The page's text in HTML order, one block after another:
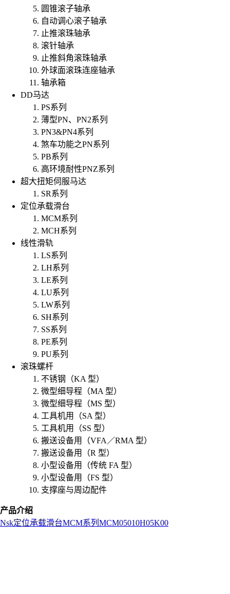
圆锥滚子轴承
自动调心滚子轴承
止推滚珠轴承
滚针轴承
止推斜角滚珠轴承
外球面滚珠连座轴承
轴承箱
DD马达
PS系列
薄型PN、PN2系列
PN3&PN4系列
煞车功能之PN系列
PB系列
高环境耐性PNZ系列
超大扭矩伺服马达
SR系列
定位承载滑台
MCM系列
MCH系列
线性滑轨
LS系列
LH系列
LE系列
LU系列
LW系列
SH系列
SS系列
PE系列
PU系列
滚珠螺杆
不锈钢（KA 型）
微型细导程（MA 型）
微型细导程（MS 型）
工具机用（SA 型）
工具机用（SS 型）
搬送设备用（VFA／RMA 型）
搬送设备用（R 型）
小型设备用（传统 FA 型）
小型设备用（FS 型）
支撑座与周边配件
产品介绍
Nsk定位承载滑台MCM系列 MCM05010H05K00